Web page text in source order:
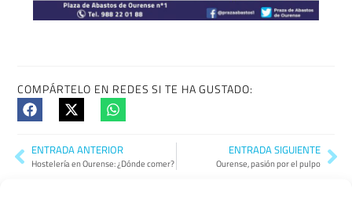
COMPÁRTELO EN REDES SI TE HA GUSTADO:
ENTRADA ANTERIOR
Hostelería en Ourense: ¿Dónde comer?
ENTRADA SIGUIENTE
Ourense, pasión por el pulpo